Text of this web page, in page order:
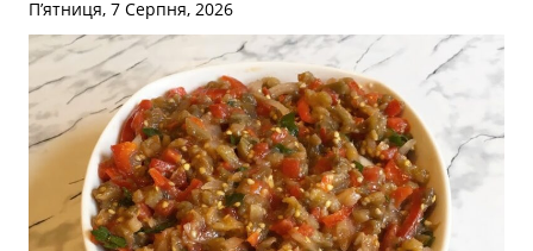
П’ятниця, 7 Серпня, 2026